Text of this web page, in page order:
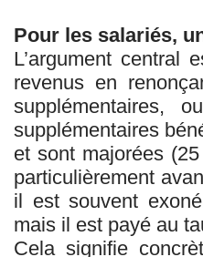
Pour les salariés,
L’argument central
revenus en
supplémentaires,
supplémentaires
et sont majorées
particulièrement
il est souvent
mais il est payé au
Cela signifie